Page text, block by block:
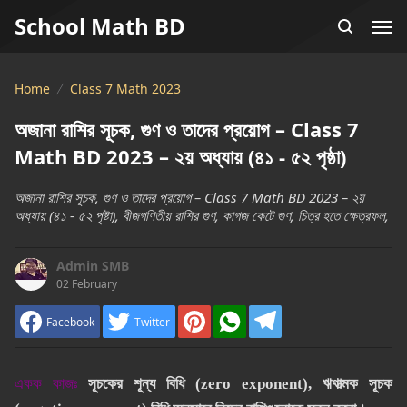
School Math BD
Home Class 7 Math 2023
অজানা রাশির সূচক, গুণ ও তাদের প্রয়োগ – Class 7
Math BD 2023 – ২য় অধ্যায় (৪১ - ৫২ পৃষ্ঠা)
অজানা রাশির সূচক, গুণ ও তাদের প্রয়োগ – Class 7 Math BD 2023 – ২য়
অধ্যায় (৪১ - ৫২ পৃষ্টা), বীজগণিতীয় রাশির গুণ, কাগজ কেটে গুণ, চিত্র হতে ক্ষেত্রফল,
Admin SMB
02 February
Facebook Twitter
একক কাজঃ
সূচকের শূন্য বিধি (zero exponent), ঋণাত্মক সূচক